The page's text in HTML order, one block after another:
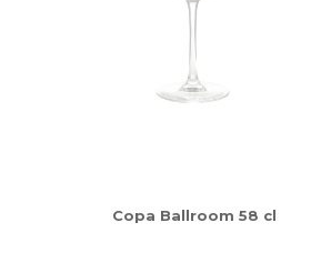
Copa Ballroom 58 cl